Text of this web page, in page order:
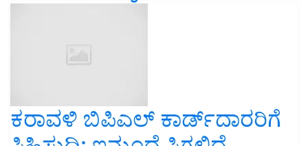
ಕರಾವಳಿ ಬಿಪಿಎಲ್‌ ಕಾರ್ಡ್‌ದಾರರಿಗೆ